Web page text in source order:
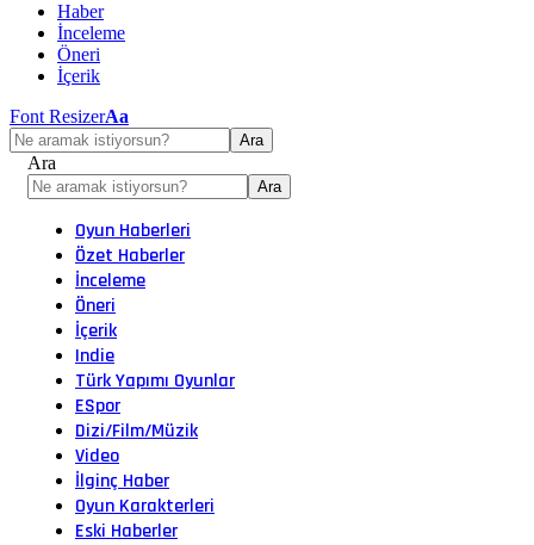
Haber
İnceleme
Öneri
İçerik
Font ResizerAa
Ara
Oyun Haberleri
Özet Haberler
İnceleme
Öneri
İçerik
Indie
Türk Yapımı Oyunlar
ESpor
Dizi/Film/Müzik
Video
İlginç Haber
Oyun Karakterleri
Eski Haberler